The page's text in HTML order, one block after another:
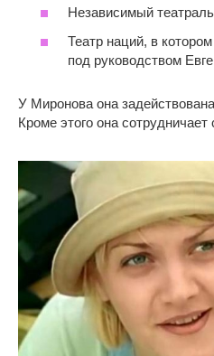
Независимый
Театр наций, в
под руководством
У Миронова она
Кроме этого она